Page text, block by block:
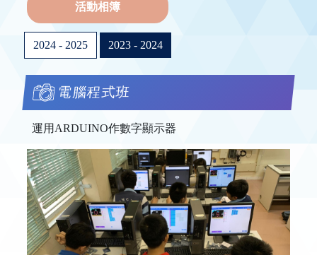
活動相簿
2024 - 2025 2023 - 2024
電腦程式班
運用ARDUINO作數字顯示器